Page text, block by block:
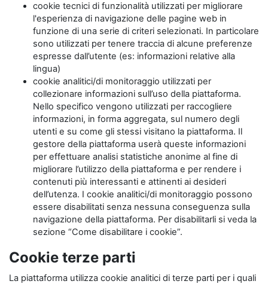
cookie tecnici di funzionalità utilizzati per migliorare
l'esperienza di navigazione delle pagine web in
funzione di una serie di criteri selezionati. In particolare
sono utilizzati per tenere traccia di alcune preferenze
espresse dall’utente (es: informazioni relative alla
lingua)
cookie analitici/di monitoraggio utilizzati per
collezionare informazioni sull’uso della piattaforma.
Nello specifico vengono utilizzati per raccogliere
informazioni, in forma aggregata, sul numero degli
utenti e su come gli stessi visitano la piattaforma. Il
gestore della piattaforma userà queste informazioni
per effettuare analisi statistiche anonime al fine di
migliorare l’utilizzo della piattaforma e per rendere i
contenuti più interessanti e attinenti ai desideri
dell’utenza. I cookie analitici/di monitoraggio possono
essere disabilitati senza nessuna conseguenza sulla
navigazione della piattaforma. Per disabilitarli si veda la
sezione “Come disabilitare i cookie”.
Cookie terze parti
La piattaforma utilizza cookie analitici di terze parti per i quali